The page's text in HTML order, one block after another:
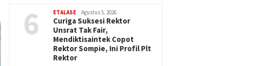
6 ETALASE Agustus 5, 2026
Curiga Suksesi Rektor
Unsrat Tak Fair,
Mendiktisaintek Copot
Rektor Sompie, Ini Profil Plt
Rektor